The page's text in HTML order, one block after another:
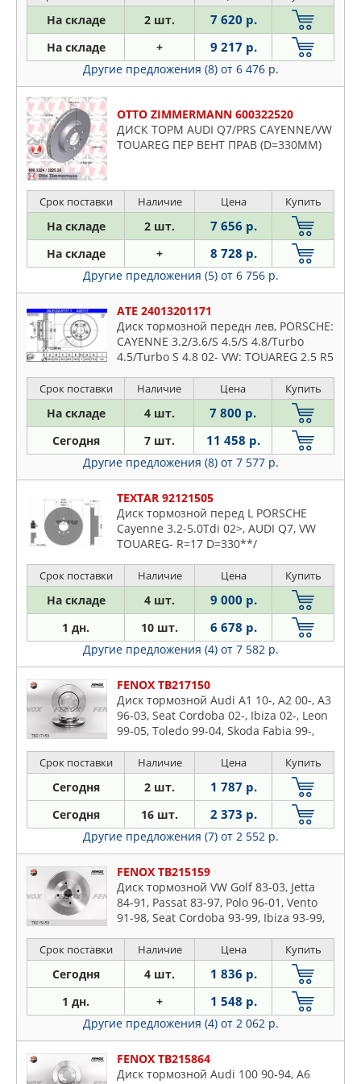
На складе 2 шт. 7 620 р.
На складе + 9 217 р.
Другие предложения (8) от 6 476 р.
OTTO ZIMMERMANN 600322520
ДИСК ТОРМ AUDI Q7/PRS CAYENNE/VW
TOUAREG ПЕР ВЕНТ ПРАВ (D=330MM)
Срок поставки Наличие Цена Купить
На складе 2 шт. 7 656 р.
На складе + 8 728 р.
Другие предложения (5) от 6 756 р.
ATE 24013201171
Диск тормозной передн лев, PORSCHE:
CAYENNE 3.2/3.6/S 4.5/S 4.8/Turbo
4.5/Turbo S 4.8 02- VW: TOUAREG 2.5 R5
FSI/4.2 V8/4.2 V8
Срок поставки Наличие Цена Купить
На складе 4 шт. 7 800 р.
Сегодня 7 шт. 11 458 р.
Другие предложения (8) от 7 577 р.
TEXTAR 92121505
Диск тормозной перед L PORSCHE
Cayenne 3.2-5.0Tdi 02>, AUDI Q7, VW
TOUAREG- R=17 D=330**/
Срок поставки Наличие Цена Купить
На складе 4 шт. 9 000 р.
1 дн. 10 шт. 6 678 р.
Другие предложения (4) от 7 582 р.
FENOX TB217150
Диск тормозной Audi A1 10-, A2 00-, A3
96-03, Seat Cordoba 02-, Ibiza 02-, Leon
99-05, Toledo 99-04, Skoda Fabia 99-,
98-, Fox 05-,Golf 97-03, Polo Sedan.
256x22x5, Передний
Срок поставки Наличие Цена Купить
Сегодня 2 шт. 1 787 р.
Сегодня 16 шт. 2 373 р.
Другие предложения (7) от 2 552 р.
FENOX TB215159
Диск тормозной VW Golf 83-03, Jetta
84-91, Passat 83-97, Polo 96-01, Vento
91-98, Seat Cordoba 93-99, Ibiza 93-99,
Срок поставки Наличие Цена Купить
Сегодня 4 шт. 1 836 р.
1 дн. + 1 548 р.
Другие предложения (4) от 2 062 р.
FENOX TB215864
Диск тормозной Audi 100 90-94, A6